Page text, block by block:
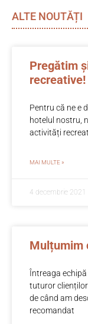
ALTE NOUTĂȚI
Pregătim
Pentru că ne e
hotelul nostru,
activități
MAI MULTE »
4 decembrie 2021
Mulțumim
Întreaga
tuturor
de când am
recomandat